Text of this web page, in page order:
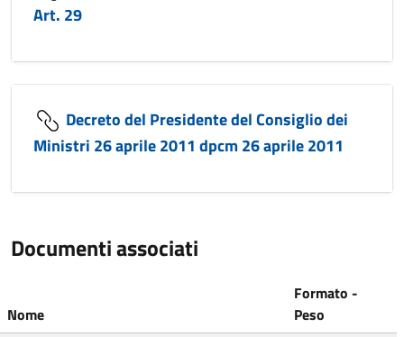
Art. 29
Decreto del Presidente del Consiglio dei
Ministri 26 aprile 2011 dpcm 26 aprile 2011
Documenti associati
Nome
Formato -
Peso